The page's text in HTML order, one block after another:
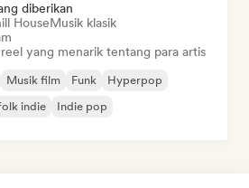
diberikan
HouseMusik klasik
yang menarik tentang para artis
Musik film Funk
Hyperpop
indie Indie pop